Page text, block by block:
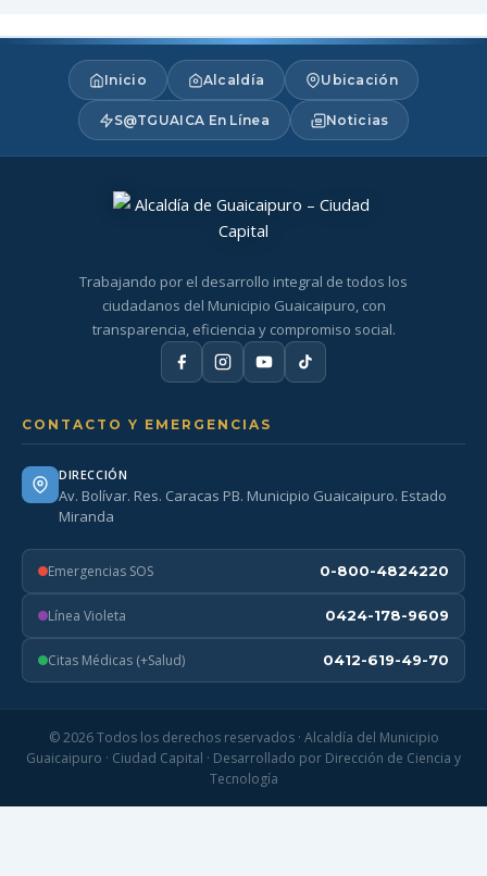
Inicio Alcaldía Ubicación
S@TGUAICA En Línea Noticias
Trabajando por el desarrollo integral de todos los
ciudadanos del Municipio Guaicaipuro, con
transparencia, eficiencia y compromiso social.
CONTACTO Y EMERGENCIAS
DIRECCIÓN
Av. Bolívar. Res. Caracas PB. Municipio Guaicaipuro. Estado
Miranda
Emergencias SOS 0-800-4824220
Línea Violeta 0424-178-9609
Citas Médicas (+Salud) 0412-619-49-70
© 2026 Todos los derechos reservados · Alcaldía del Municipio
Guaicaipuro · Ciudad Capital · Desarrollado por Dirección de Ciencia y
Tecnología